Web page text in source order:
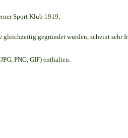
Sport Klub 1919;
gegründet wurden, scheint sehr
PNG, GIF) enthalten.